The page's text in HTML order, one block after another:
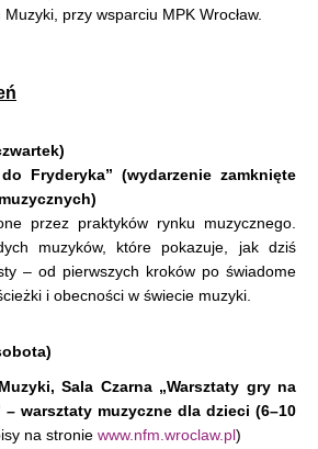
przy wsparciu MPK Wrocław.
Fryderyka” (wydarzenie zamknięte
przez praktyków rynku muzycznego.
muzyków, które pokazuje, jak dziś
– od pierwszych kroków po świadome
i obecności w świecie muzyki.
Sala Czarna „Warsztaty gry na
– warsztaty muzyczne dla dzieci (6–10
na stronie www.nfm.wroclaw.pl)